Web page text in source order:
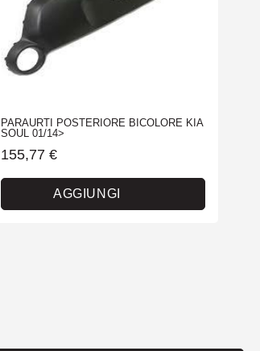
PARAURTI POSTERIORE BICOLORE KIA
SOUL 01/14>
155,77 €
AGGIUNGI